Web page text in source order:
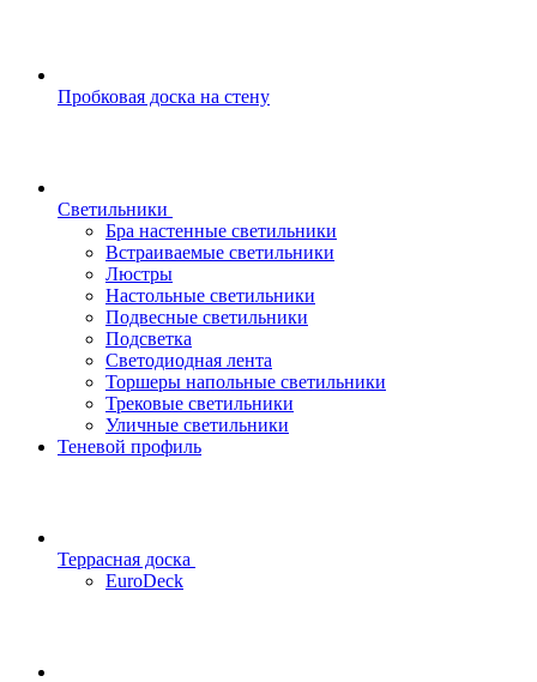
Пробковая доска на стену
Светильники
Бра настенные светильники
Встраиваемые светильники
Люстры
Настольные светильники
Подвесные светильники
Подсветка
Светодиодная лента
Торшеры напольные светильники
Трековые светильники
Уличные светильники
Теневой профиль
Террасная доска
EuroDeck